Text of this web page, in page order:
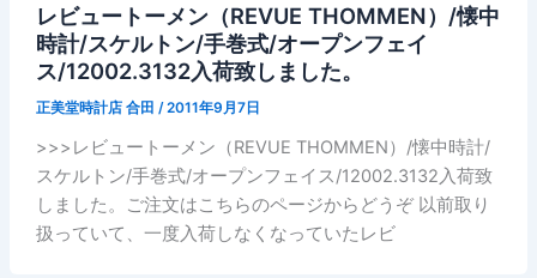
レビュートーメン（REVUE THOMMEN）/懐中
時計/スケルトン/手巻式/オープンフェイ
ス/12002.3132入荷致しました。
正美堂時計店 合田 /2011年9月7日
>>>レビュートーメン（REVUE THOMMEN）/懐中時計/
スケルトン/手巻式/オープンフェイス/12002.3132入荷致
しました。ご注文はこちらのページからどうぞ 以前取り
扱っていて、一度入荷しなくなっていたレビ